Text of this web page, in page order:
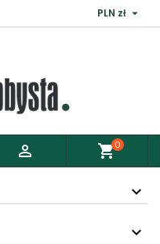
PLN zł 
 shopping_cart0